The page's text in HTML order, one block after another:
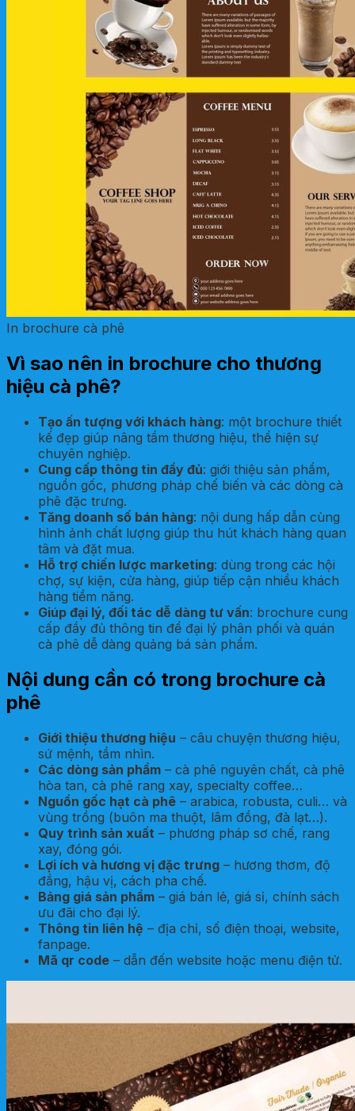
In brochure cà phê
Vì sao nên in brochure cho thương
hiệu cà phê?
Tạo ấn tượng với khách hàng: một brochure thiết
kế đẹp giúp nâng tầm thương hiệu, thể hiện sự
chuyên nghiệp.
Cung cấp thông tin đầy đủ: giới thiệu sản phẩm,
nguồn gốc, phương pháp chế biến và các dòng cà
phê đặc trưng.
Tăng doanh số bán hàng: nội dung hấp dẫn cùng
hình ảnh chất lượng giúp thu hút khách hàng quan
tâm và đặt mua.
Hỗ trợ chiến lược marketing: dùng trong các hội
chợ, sự kiện, cửa hàng, giúp tiếp cận nhiều khách
hàng tiềm năng.
Giúp đại lý, đối tác dễ dàng tư vấn: brochure cung
cấp đầy đủ thông tin để đại lý phân phối và quán
cà phê dễ dàng quảng bá sản phẩm.
Nội dung cần có trong brochure cà
phê
Giới thiệu thương hiệu – câu chuyện thương hiệu,
sứ mệnh, tầm nhìn.
Các dòng sản phẩm – cà phê nguyên chất, cà phê
hòa tan, cà phê rang xay, specialty coffee…
Nguồn gốc hạt cà phê – arabica, robusta, culi… và
vùng trồng (buôn ma thuột, lâm đồng, đà lạt…).
Quy trình sản xuất – phương pháp sơ chế, rang
xay, đóng gói.
Lợi ích và hương vị đặc trưng – hương thơm, độ
đắng, hậu vị, cách pha chế.
Bảng giá sản phẩm – giá bán lẻ, giá sỉ, chính sách
ưu đãi cho đại lý.
Thông tin liên hệ – địa chỉ, số điện thoại, website,
fanpage.
Mã qr code – dẫn đến website hoặc menu điện tử.